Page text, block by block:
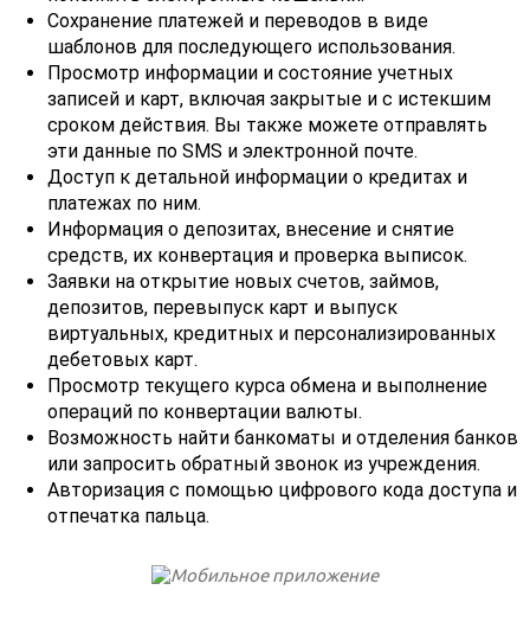
Сохранение платежей и переводов в виде
шаблонов для последующего использования.
Просмотр информации и состояние учетных
записей и карт, включая закрытые и с истекшим
сроком действия. Вы также можете отправлять
эти данные по SMS и электронной почте.
Доступ к детальной информации о кредитах и
платежах по ним.
Информация о депозитах, внесение и снятие
средств, их конвертация и проверка выписок.
Заявки на открытие новых счетов, займов,
депозитов, перевыпуск карт и выпуск
виртуальных, кредитных и персонализированных
дебетовых карт.
Просмотр текущего курса обмена и выполнение
операций по конвертации валюты.
Возможность найти банкоматы и отделения банков
или запросить обратный звонок из учреждения.
Авторизация с помощью цифрового кода доступа и
отпечатка пальца.